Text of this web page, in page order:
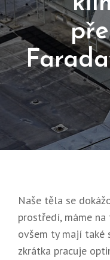
Naše těla se
prostředí, máme na
ovšem ty mají také
zkrátka pracuje